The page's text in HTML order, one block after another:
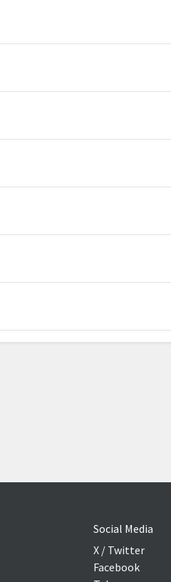
Social Media
X / Twitter
Facebook